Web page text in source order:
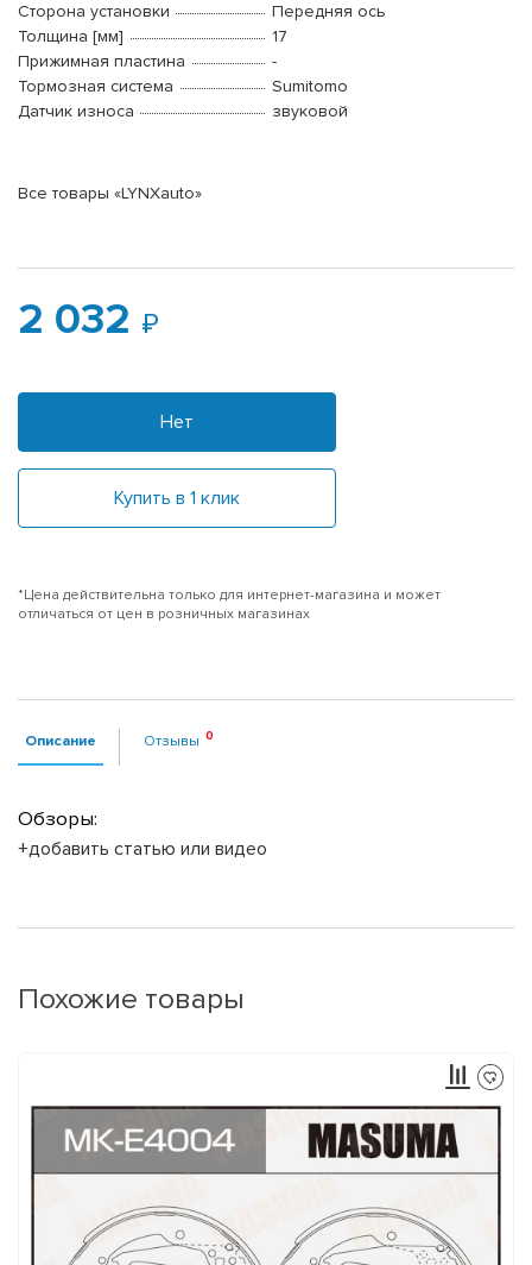
Сторона установки
Передняя ось
Толщина [мм]
17
Прижимная пластина
-
Тормозная система
Sumitomo
Датчик износа
звуковой
Все товары «LYNXauto»
2 032
Нет
Купить в 1 клик
*Цена действительна только для интернет-магазина и может
отличаться от цен в розничных магазинах
Описание Отзывы
Обзоры:
+добавить статью или видео
Похожие товары